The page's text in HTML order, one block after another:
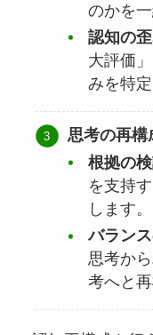
のかを
認知の
大評価
みを特定
思考の再構
根拠の
を支持
します。
バラン
思考か
考へと再